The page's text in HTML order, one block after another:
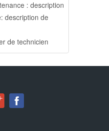
: description
description de
de technicien